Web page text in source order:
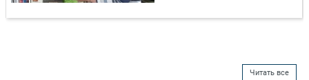
Читать все